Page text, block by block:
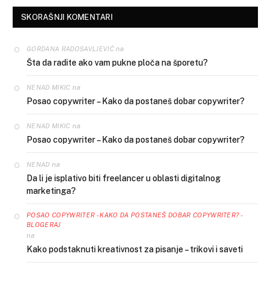
SKORAŠNJI KOMENTARI
GORDANA RADOSAVLJEVIĆna
Šta da radite ako vam pukne ploča na šporetu?
NENAD MIKIC na
Posao copywriter – Kako da postaneš dobar copywriter?
NENAD MIKIC na
Posao copywriter – Kako da postaneš dobar copywriter?
NENAD na
Da li je isplativo biti freelancer u oblasti digitalnog
marketinga?
POSAO COPYWRITER - KAKO DA POSTANEŠ DOBAR COPYWRITER? -
BLOGERAJ
na
Kako podstaknuti kreativnost za pisanje – trikovi i saveti